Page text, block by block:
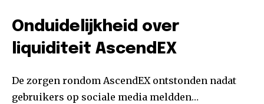
Onduidelijkheid over
liquiditeit AscendEX
De zorgen rondom AscendEX ontstonden nadat
gebruikers op sociale media meldden…